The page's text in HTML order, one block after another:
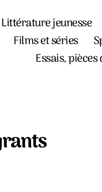
Littérature jeunesse
Films et séries
Essais,